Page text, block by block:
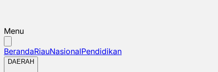
Menu
BerandaRiauNasionalPendidikan
DAERAH